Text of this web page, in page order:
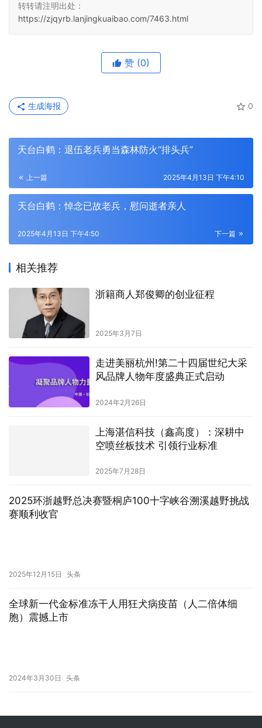
转转请注明出处：
https://zjqyrb.lanjingkuaibao.com/7463.html
赞 (0)
0
生成海报
天台白鹤：退伍老兵勇当森林防火“排头兵”
上一篇 2025年4月13日 下午4:10
天台白鹤：悼念已故老兵，慰问逝者亲人
下一篇
2025年4月13日 下午4:50
相关推荐
浙籍商人郑俊卿的创业征程
2025年3月7日
走进美丽杭州!第二十四届世纪大采
风品牌人物年度盛典正式启动
2024年2月26日
上海湛信科技（鑫高度）：深耕中
空喷丝板技术 引领行业标准
2025年7月28日
2025环浙越野总决赛暨桐庐100十字峡谷溯溪越野挑战
赛顺利收官
2025年12月15日 头条
全球新一代金标准冻干人用狂犬病疫苗（人二倍体细
胞）震撼上市
2024年3月30日 头条